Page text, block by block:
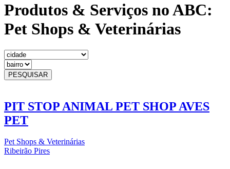
Produtos & Serviços no ABC:
Pet Shops & Veterinárias
PESQUISAR
PIT STOP ANIMAL PET SHOP AVES
PET
Pet Shops & Veterinárias
Ribeirão Pires